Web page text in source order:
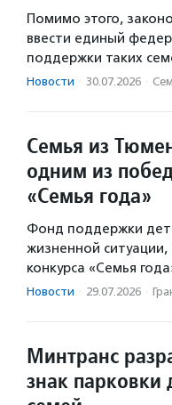
Помимо этого,
ввести единый
поддержки таких
Новости · 30.07.2026 ·
Семья из
одним из
«Семья года»
Фонд поддержки
жизненной ситуации,
конкурса «Семья
Новости · 29.07.2026 ·
Минтранс
знак парковки